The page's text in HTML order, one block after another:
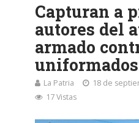
Capturan a
autores del
armado
La Patria
18 de
17 Vistas